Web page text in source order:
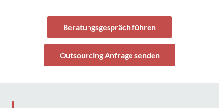
Beratungsgespräch führen
Outsourcing Anfrage senden